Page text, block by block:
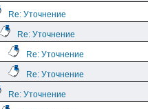
Re: Уточнение
Re: Уточнение
Re: Уточнение
Re: Уточнение
Re: Уточнение